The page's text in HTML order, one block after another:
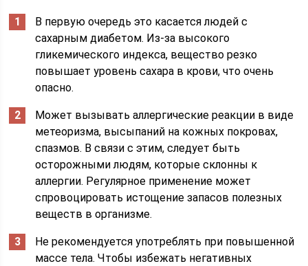
В первую очередь это касается людей с
сахарным диабетом. Из-за высокого
гликемического индекса, вещество резко
повышает уровень сахара в крови, что очень
опасно.
Может вызывать аллергические реакции в виде
метеоризма, высыпаний на кожных покровах,
спазмов. В связи с этим, следует быть
осторожными людям, которые склонны к
аллергии. Регулярное применение может
спровоцировать истощение запасов полезных
веществ в организме.
Не рекомендуется употреблять при повышенной
массе тела. Чтобы избежать негативных